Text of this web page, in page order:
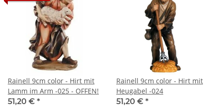
Rainell 9cm color - Hirt mit
Lamm im Arm -025 - OFFEN!
51,20 € *
Rainell 9cm color - Hirt mit
Heugabel -024
51,20 € *